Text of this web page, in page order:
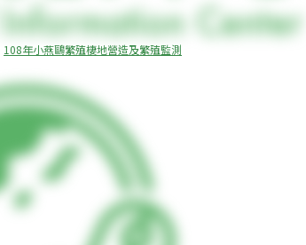
108年小燕鷗繁殖棲地營造及繁殖監測